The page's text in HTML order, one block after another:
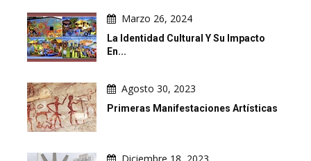
Marzo 26, 2024
La Identidad Cultural Y Su Impacto
En...
Agosto 30, 2023
Primeras Manifestaciones Artísticas